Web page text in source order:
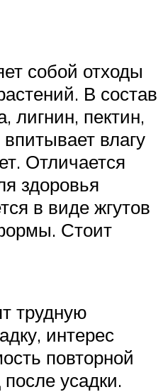
собой отходы
В состав
лигнин, пектин,
влагу
Отличается
здоровья
в виде жгутов
Стоит
трудную
интерес
повторной
после усадки.